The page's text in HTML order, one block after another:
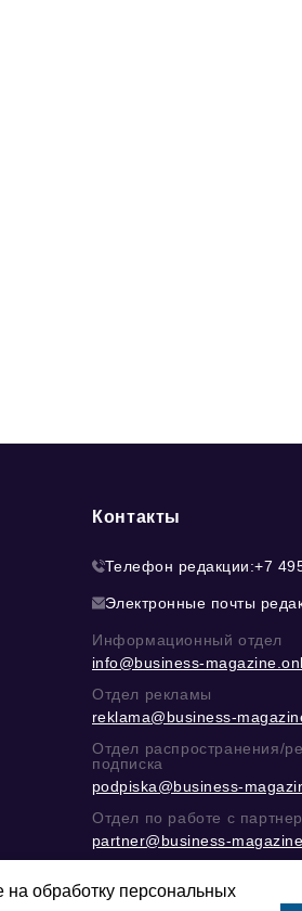
Контакты
Телефон редакции:+7
Электронные почты
Информационный отдел
info@business-
Отдел рекламы
reklama@business-
Отдел распространения/
подписка
podpiska@business-
Отдел по работе с
partner@business-
@mazovилиMAX
на обработку персональных